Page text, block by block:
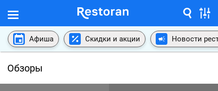
Афиша Скидки и акции Новости
Обзоры